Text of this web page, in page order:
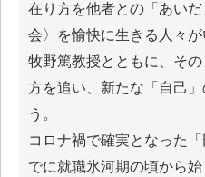
在り⽅を他者との「あい
会〉を愉快に⽣きる人々
牧野篤教授とともに、そ
方を追い、新たな「⾃⼰
う。
コロナ禍で確実となった
でに就職氷河期の頃から